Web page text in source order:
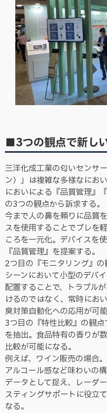
■3つの観点で新し
三洋化成工業の匂いセンサ
ン）」は複雑な多様なにお
においによる『品質管理』
の3つの観点から訴求する。
今まで人の鼻を頼りに品質
スを使用することでブレを
ころを一元化。デバイスを
『品質管理』を提案する。
2つ目の『モニタリング』
シーンにおいて小型のデバ
配置することで、トラブル
けるのではなく、常時にお
臭対策自動化への応用が可能
3つ目の『特性比較』の観
を抽出。食品特有の香りが
比較が可能になる。
例えば、ワイン販売の場合
アルコール感など味わいの
データとして捉え、レーダ
スティングサポートに役立
なる。